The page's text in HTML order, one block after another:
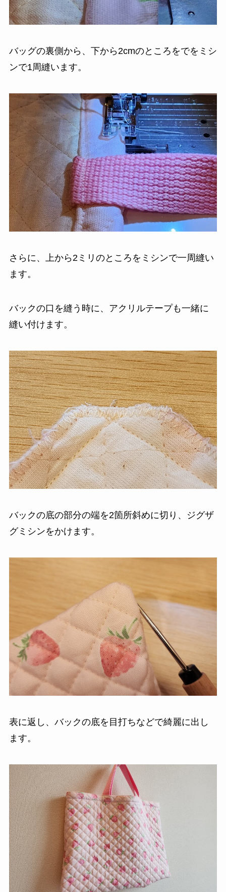
バッグの裏側から、下から2cmのところをでをミシ
ンで1周縫います。
さらに、上から2ミリのところをミシンで一周縫い
ます。
バックの口を縫う時に、アクリルテープも一緒に
縫い付けます。
バックの底の部分の端を2箇所斜めに切り、ジグザ
グミシンをかけます。
表に返し、バックの底を目打ちなどで綺麗に出し
ます。